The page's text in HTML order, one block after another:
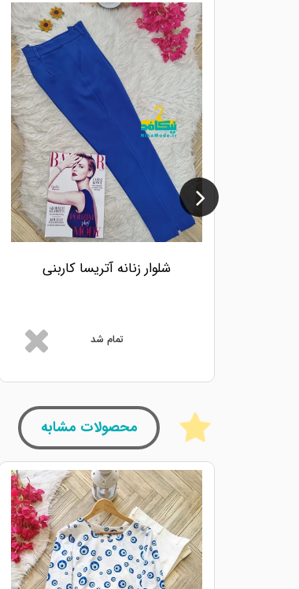
شلوار زنانه آتریسا کاربنی
تمام شد
محصولات مشابه